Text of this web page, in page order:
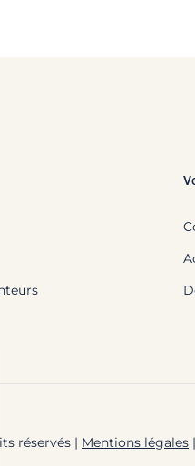
réservés | Mentions légales |